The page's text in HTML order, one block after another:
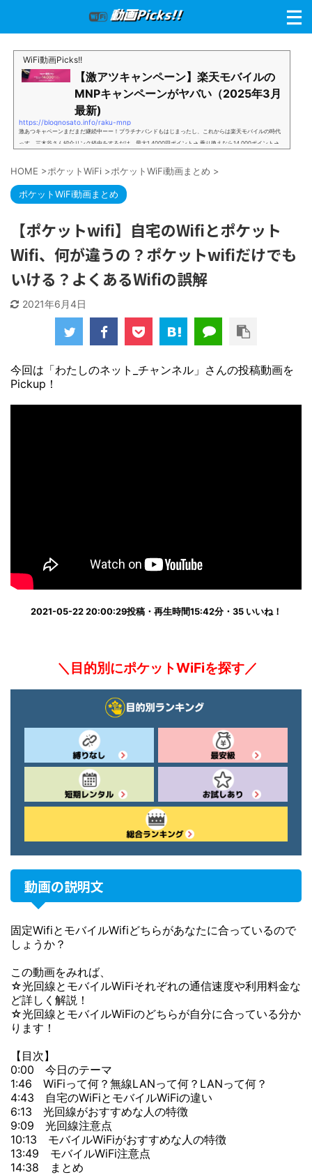
WiFi動画Picks!!
【激アツキャンペーン】楽天モバイルの
MNPキャンペーンがヤバい（2025年3月
最新)
https://blognosato.info/raku-mnp
激あつキャペーンまだまだ継続中ーー！プラチナバンドもはじまったし、これからは楽天モバイルの時代
っす。三木谷さん紹介リンク経由をするだけ。最大1,4000円ポイント→ 乗り換えなら14,000ポイント→
谷さんキャンペーン／2回線目以降でもOK再契約でもでもOK背水の陣の楽天モバイル。ついに「最後の賭
別招待ページから楽天モバイ...
HOME >ポケットWiFi >ポケットWiFi動画まとめ >
ポケットWiFi動画まとめ
【ポケットwifi】自宅のWifiとポケット
Wifi、何が違うの？ポケットwifiだけでも
いける？よくあるWifiの誤解
2021年6月4日
今回は「わたしのネット_チャンネル」さんの投稿動画を
Pickup！
2021-05-22 20:00:29投稿・再生時間15:42分・35 いいね！
＼目的別にポケットWiFiを探す／
動画の説明文
固定WifiとモバイルWifiどちらがあなたに合っているので
しょうか？
この動画をみれば、
☆光回線とモバイルWiFiそれぞれの通信速度や利用料金な
ど詳しく解説！
☆光回線とモバイルWiFiのどちらが自分に合っている分か
ります！
【目次】
0:00 今日のテーマ
1:46 WiFiって何？無線LANって何？LANって何？
4:43 自宅のWiFiとモバイルWiFiの違い
6:13 光回線がおすすめな人の特徴
9:09 光回線注意点
10:13 モバイルWiFiがおすすめな人の特徴
13:49 モバイルWiFi注意点
14:38 まとめ